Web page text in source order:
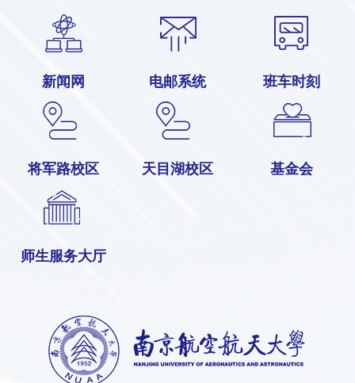
新闻网 电邮系统 班车时刻
将军路校区 天目湖校区 基金会
师生服务大厅